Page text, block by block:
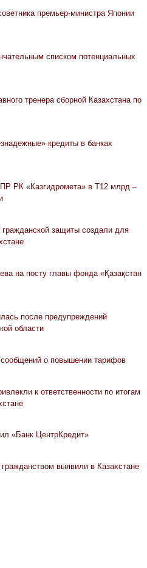
премьер-министра Японии
списком потенциальных
тренера сборной Казахстана по
кредиты в банках
РК «Казгидромета» в Т12 млрд –
защиты создали для
на посту главы фонда «Қазақстан
после предупреждений
области
о повышении тарифов
к ответственности по итогам
«Банк ЦентрКредит»
выявили в Казахстане